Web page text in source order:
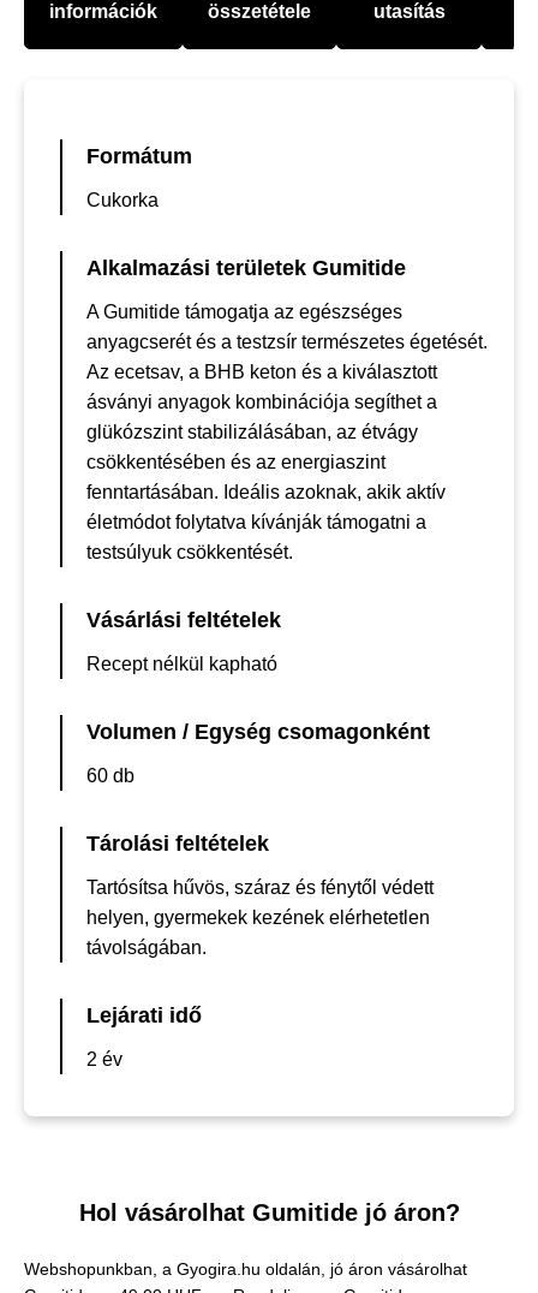
információk
összetétele
utasítás
Formátum
Cukorka
Alkalmazási területek Gumitide
A Gumitide támogatja az egészséges
anyagcserét és a testzsír természetes égetését.
Az ecetsav, a BHB keton és a kiválasztott
ásványi anyagok kombinációja segíthet a
glükózszint stabilizálásában, az étvágy
csökkentésében és az energiaszint
fenntartásában. Ideális azoknak, akik aktív
életmódot folytatva kívánják támogatni a
testsúlyuk csökkentését.
Vásárlási feltételek
Recept nélkül kapható
Volumen / Egység csomagonként
60 db
Tárolási feltételek
Tartósítsa hűvös, száraz és fénytől védett
helyen, gyermekek kezének elérhetetlen
távolságában.
Lejárati idő
2 év
Hol vásárolhat Gumitide jó áron?
Webshopunkban, a Gyogira.hu oldalán, jó áron vásárolhat